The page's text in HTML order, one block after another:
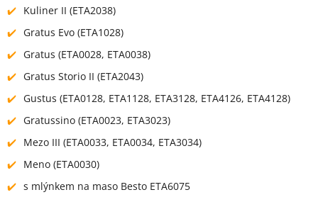
Kuliner II (ETA2038)
Gratus Evo (ETA1028)
Gratus (ETA0028, ETA0038)
Gratus Storio II (ETA2043)
Gustus (ETA0128, ETA1128, ETA3128, ETA4126, ETA4128)
Gratussino (ETA0023, ETA3023)
Mezo III (ETA0033, ETA0034, ETA3034)
Meno (ETA0030)
s mlýnkem na maso Besto ETA6075